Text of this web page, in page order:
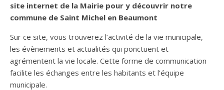
site internet de la Mairie pour y découvrir notre
commune de Saint Michel en Beaumont
Sur ce site, vous trouverez l’activité de la vie municipale,
les évènements et actualités qui ponctuent et
agrémentent la vie locale. Cette forme de communication
facilite les échanges entre les habitants et l’équipe
municipale.